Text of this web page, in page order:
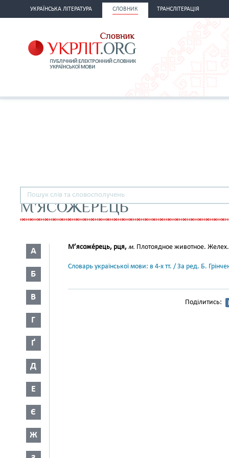
УКРАЇНСЬКА ЛІТЕРАТУРА СЛОВНИК ТРАНСЛІТЕРАЦІЯ
М'ЯСОЖЕРЕЦЬ
А
Б
В
Г
Ґ
Д
Е
Є
Ж
М’ясоже́рець, рця, м. Плотоядное животное. Желех.
Словарь української мови: в 4-х тт. / За ред. Б.
Поділитись: